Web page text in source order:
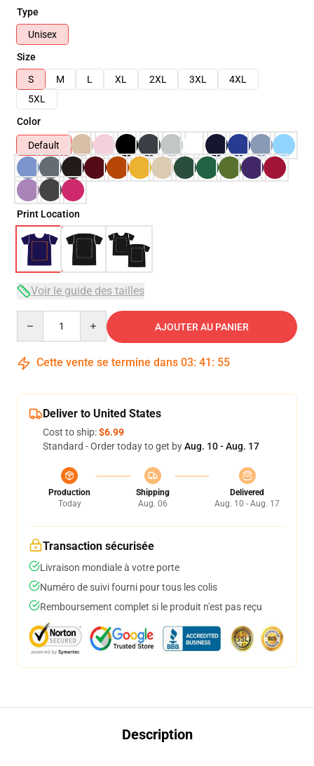
Type
Unisex
Size
S
M L XL 2XL 3XL
4XL
5XL
Color
Default
Print Location
Voir le guide des tailles
AJOUTER AU PANIER
Cette vente se termine dans 03: 41 : 54
Deliver to United States
Cost to ship:$6.99
Standard - Order today to get byAug. 10 - Aug. 17
Production
Today
Shipping
Aug. 06
Delivered
Aug. 10 - Aug. 17
Transaction sécurisée
Livraison mondiale à votre porte
Numéro de suivi fourni pour tous les colis
Remboursement complet si le produit n'est pas reçu
Description